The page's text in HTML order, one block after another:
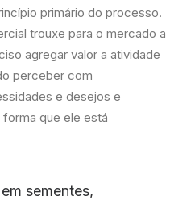
primário do processo.
trouxe para o mercado a
agregar valor a atividade
perceber com
e desejos e
que ele está
sementes,